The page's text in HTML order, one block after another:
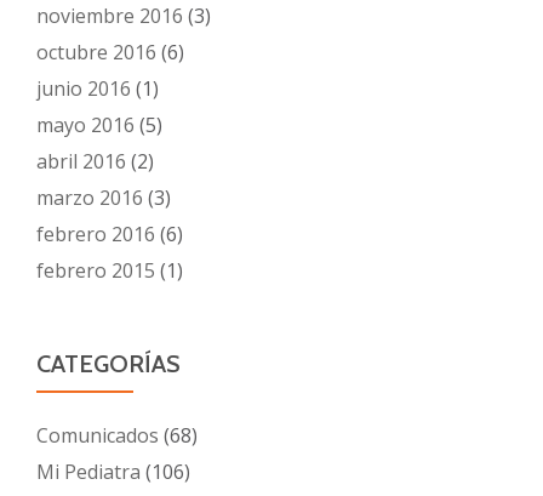
noviembre 2016 (3)
octubre 2016 (6)
junio 2016 (1)
mayo 2016 (5)
abril 2016 (2)
marzo 2016 (3)
febrero 2016 (6)
febrero 2015 (1)
CATEGORÍAS
Comunicados (68)
Mi Pediatra (106)